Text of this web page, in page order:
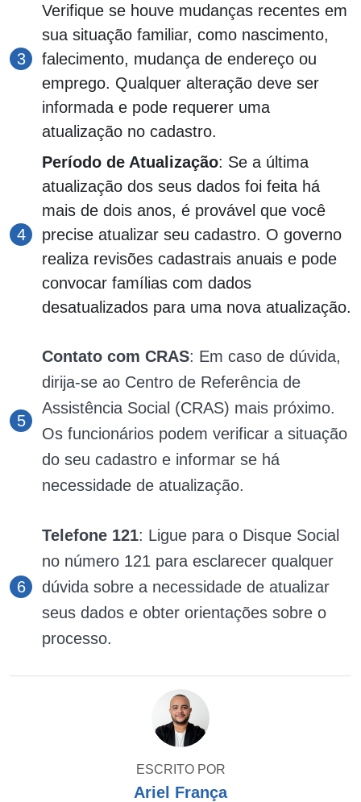
Verifique se houve mudanças recentes em
sua situação familiar, como nascimento,
falecimento, mudança de endereço ou
emprego. Qualquer alteração deve ser
informada e pode requerer uma
atualização no cadastro.
Período de Atualização: Se a última
atualização dos seus dados foi feita há
mais de dois anos, é provável que você
precise atualizar seu cadastro. O governo
realiza revisões cadastrais anuais e pode
convocar famílias com dados
desatualizados para uma nova atualização.
Contato com CRAS: Em caso de dúvida,
dirija-se ao Centro de Referência de
Assistência Social (CRAS) mais próximo.
Os funcionários podem verificar a situação
do seu cadastro e informar se há
necessidade de atualização.
Telefone 121: Ligue para o Disque Social
no número 121 para esclarecer qualquer
dúvida sobre a necessidade de atualizar
seus dados e obter orientações sobre o
processo.
ESCRITO POR
Ariel França